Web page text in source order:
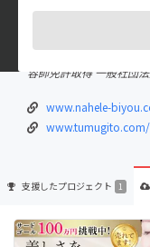
出身国：日本 出身地：
株式会社Nahele 代表
テリア学科を卒業 日本
容師免許取得 一般社団
www.nahele-
www.tumugito.com/
支援したプロジェクト 1